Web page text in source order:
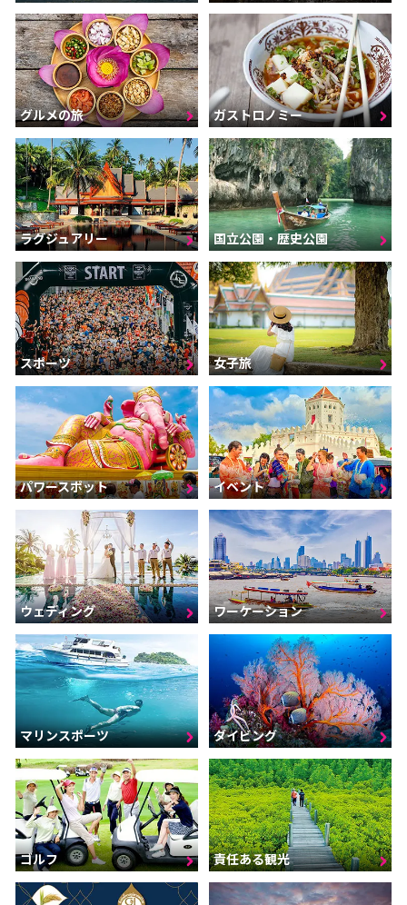
グルメの旅 ガストロノミー
ラグジュアリー 国立公園・歴史公園
スポーツ 女子旅
パワースポット イベント
ウェディング ワーケーション
マリンスポーツ ダイビング
ゴルフ 責任ある観光